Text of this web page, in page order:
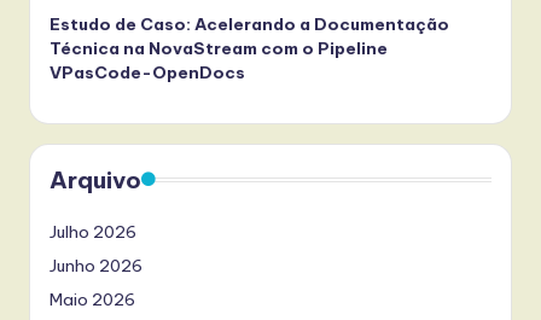
Estudo de Caso: Acelerando a Documentação
Técnica na NovaStream com o Pipeline
VPasCode-OpenDocs
Arquivo
Julho 2026
Junho 2026
Maio 2026